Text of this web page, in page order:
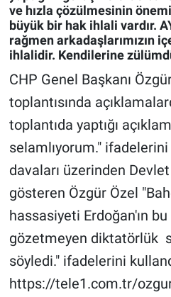
ve hızla çözülmesinin
büyük bir hak ihlali vardır.
rağmen arkadaşlarımızın
ihlalidir. Kendilerine
CHP Genel Başkanı
toplantısında
toplantıda yaptığı
selamlıyorum." ifadelerini
davaları üzerinden
gösteren Özgür Özel
hassasiyeti Erdoğan'ın
gözetmeyen diktatörlük
söyledi." ifadelerini
https://tele1.com.tr/
Gündem Özel
Günün görüntüsü
Haber
İlan
Kimdir
Koronavirüs
Kültür Sanat
Ne demişti